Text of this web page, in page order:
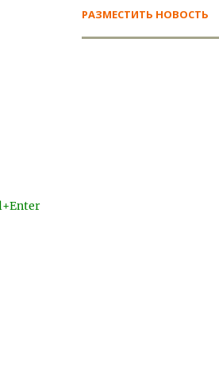
РАЗМЕСТИТЬ НОВОСТЬ